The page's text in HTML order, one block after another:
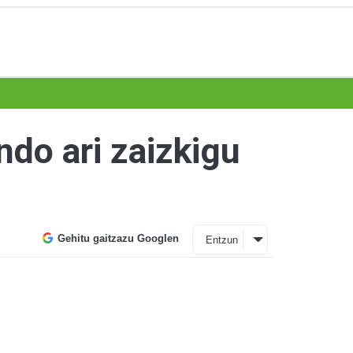
ari zaizkigu
Gehitu gaitzazu Googlen Entzun